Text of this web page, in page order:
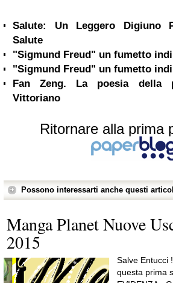
Salute: Un Leggero Digiuno
Salute
"Sigmund Freud" un fumetto
"Sigmund Freud" un fumetto
Fan Zeng. La poesia della
Vittoriano
Ritornare alla prima
Possono interessarti anche questi
Manga Planet Nuove
2015
Salve Entucci
questa prima